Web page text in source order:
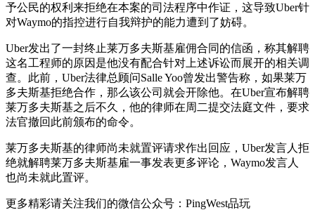
予公民的权利来拒绝在本案的司法程序中作证，这导致Uber针
对Waymo的指控进行自我辩护的能力遭到了妨碍。
Uber发出了一封终止莱万多夫斯基雇佣合同的信函，称其解聘
这名工程师的原因是他没有配合针对上述诉讼而展开的相关调
查。此前，Uber法律总顾问Salle Yoo曾发出警告称，如果莱万
多夫斯基拒绝合作，那么该公司就会开除他。在Uber宣布解聘
莱万多夫斯基之后不久，他的律师在周二提交法庭文件，要求
法官撤回此前颁布的命令。
莱万多夫斯基的律师尚未就置评请求作出回应，Uber发言人拒
绝就解聘莱万多夫斯基雇一事发表更多评论，Waymo发言人
也尚未就此置评。
更多精彩请关注我们的微信公众号：PingWest品玩